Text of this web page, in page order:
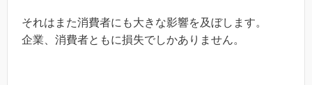
それはまた消費者にも大きな影響を及ぼします。
企業、消費者ともに損失でしかありません。